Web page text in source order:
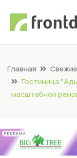
Главная
Гостиница
масштабной
РЕКЛАМА